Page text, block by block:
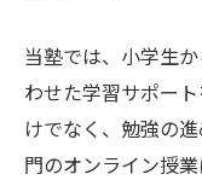
当塾では、小学生
わせた学習サポー
けでなく、勉強の
門のオンライン授